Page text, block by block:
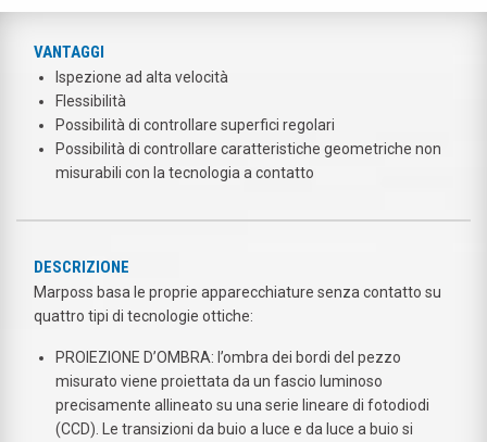
VANTAGGI
Ispezione ad alta velocità
Flessibilità
Possibilità di controllare superfici regolari
Possibilità di controllare caratteristiche geometriche non
misurabili con la tecnologia a contatto
DESCRIZIONE
Marposs basa le proprie apparecchiature senza contatto su
quattro tipi di tecnologie ottiche:
PROIEZIONE D’OMBRA: l’ombra dei bordi del pezzo
misurato viene proiettata da un fascio luminoso
precisamente allineato su una serie lineare di fotodiodi
(CCD). Le transizioni da buio a luce e da luce a buio si